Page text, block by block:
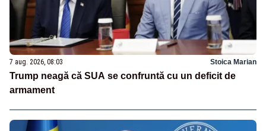
7 aug. 2026, 08:03 Stoica Marian
Trump neagă că SUA se confruntă cu un deficit de
armament